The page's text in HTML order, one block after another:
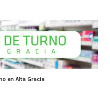
en Alta Gracia